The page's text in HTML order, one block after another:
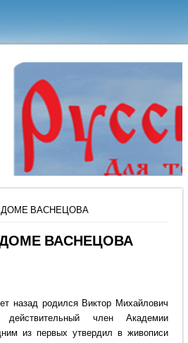
ДОМЕ ВАСНЕЦОВА
ДОМЕ ВАСНЕЦОВА
назад родился Виктор Михайлович
действительный член Академии
из первых утвердил в живописи